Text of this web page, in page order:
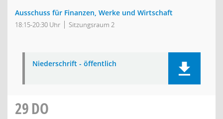
Ausschuss für Finanzen, Werke und Wirtschaft
18:15-20:30 Uhr Sitzungsraum 2
Niederschrift - öffentlich
29DO